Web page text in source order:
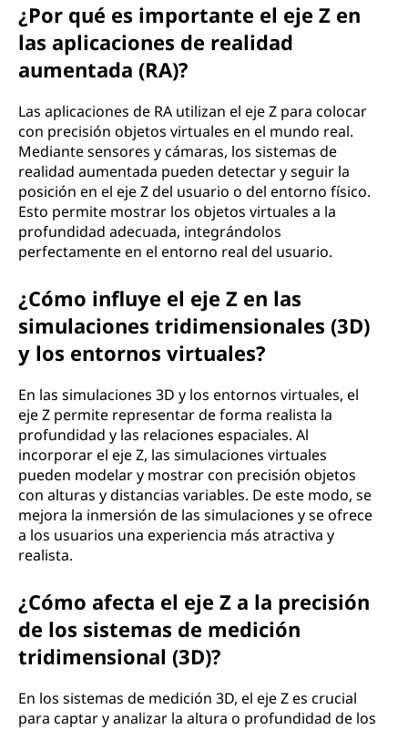
¿Por qué es importante el eje Z en
las aplicaciones de realidad
aumentada (RA)?
Las aplicaciones de RA utilizan el eje Z para colocar
con precisión objetos virtuales en el mundo real.
Mediante sensores y cámaras, los sistemas de
realidad aumentada pueden detectar y seguir la
posición en el eje Z del usuario o del entorno físico.
Esto permite mostrar los objetos virtuales a la
profundidad adecuada, integrándolos
perfectamente en el entorno real del usuario.
¿Cómo influye el eje Z en las
simulaciones tridimensionales (3D)
y los entornos virtuales?
En las simulaciones 3D y los entornos virtuales, el
eje Z permite representar de forma realista la
profundidad y las relaciones espaciales. Al
incorporar el eje Z, las simulaciones virtuales
pueden modelar y mostrar con precisión objetos
con alturas y distancias variables. De este modo, se
mejora la inmersión de las simulaciones y se ofrece
a los usuarios una experiencia más atractiva y
realista.
¿Cómo afecta el eje Z a la precisión
de los sistemas de medición
tridimensional (3D)?
En los sistemas de medición 3D, el eje Z es crucial
para captar y analizar la altura o profundidad de los